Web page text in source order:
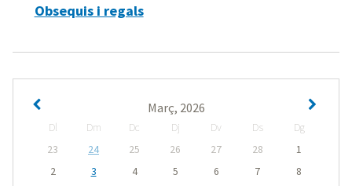
Obsequis i regals
Març, 2026
Dl Dm Dc Dj Dv Ds
Dg
23
24 25 26 27 28
1
2
3 4 5 6 7
8